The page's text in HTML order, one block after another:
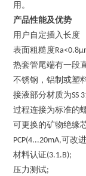
用。
产品性能及优势
用户自定插入长度
表面粗糙度
热套管尾端有一段
不锈钢，铝制或塑
接液部分材质为SS
过程连接为标准的
可更换的矿物绝缘
PCP(4...20mA,可改
材料认证(3.1.B);
压力测试;